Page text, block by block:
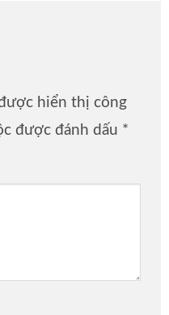
hiển thị công
được đánh dấu *